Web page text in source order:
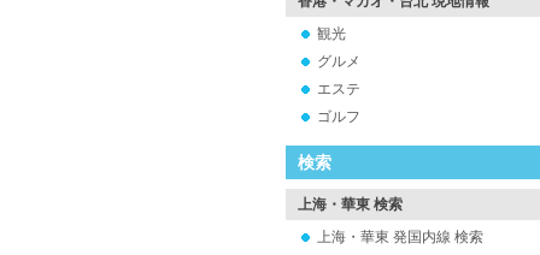
観光
グルメ
エステ
ゴルフ
検索
上海・華東 検索
上海・華東 発国内線 検索